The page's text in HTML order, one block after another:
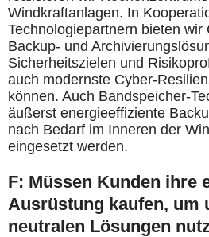
Windkraftanlagen. In
Technologiepartnern bieten wir
Backup- und
Sicherheitszielen und
auch modernste Cyber-
können. Auch Bandspeicher-
äußerst energieeffiziente
nach Bedarf im Inneren der
eingesetzt werden.
F: Müssen Kunden ihre
Ausrüstung kaufen, um
neutralen Lösungen